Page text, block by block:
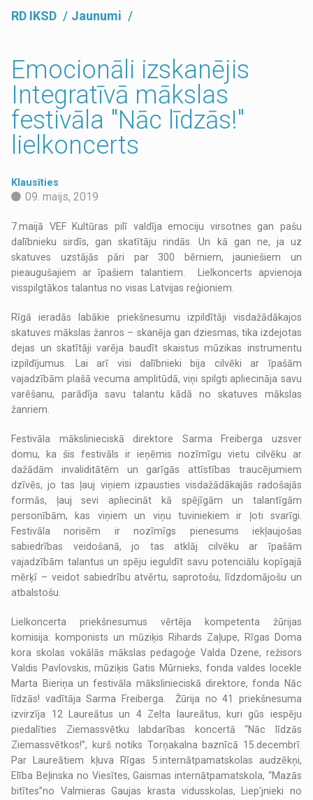
RD IKSD Jaunumi
Emocionāli izskanējis
Integratīvā mākslas
festivāla "Nāc līdzās!"
lielkoncerts
Klausīties
09. maijs, 2019
7.maijā VEF Kultūras pilī valdīja emociju virsotnes gan pašu
dalībnieku sirdīs, gan skatītāju rindās. Un kā gan ne, ja uz
skatuves uzstājās pāri par 300 bērniem, jauniešiem un
pieaugušajiem ar īpašiem talantiem. Lielkoncerts apvienoja
visspilgtākos talantus no visas Latvijas reģioniem.
Rīgā ieradās labākie priekšnesumu izpildītāji visdažādākajos
skatuves mākslas žanros – skanēja gan dziesmas, tika izdejotas
dejas un skatītāji varēja baudīt skaistus mūzikas instrumentu
izpildījumus. Lai arī visi dalībnieki bija cilvēki ar īpašām
vajadzībām plašā vecuma amplitūdā, viņi spilgti apliecināja savu
varēšanu, parādīja savu talantu kādā no skatuves mākslas
žanriem.
Festivāla mākslinieciskā direktore Sarma Freiberga uzsver
domu, ka šis festivāls ir ieņēmis nozīmīgu vietu cilvēku ar
dažādām invaliditātēm un garīgās attīstības traucējumiem
dzīvēs, jo tas ļauj viņiem izpausties visdažādākajās radošajās
formās, ļauj sevi apliecināt kā spējīgām un talantīgām
personībām, kas viņiem un viņu tuviniekiem ir ļoti svarīgi.
Festivāla norisēm ir nozīmīgs pienesums iekļaujošas
sabiedrības veidošanā, jo tas atklāj cilvēku ar īpašām
vajadzībām talantus un spēju ieguldīt savu potenciālu kopīgajā
mērķī – veidot sabiedrību atvērtu, saprotošu, līdzdomājošu un
atbalstošu.
Lielkoncerta priekšnesumus vērtēja kompetenta žūrijas
komisija: komponists un mūziķis Rihards Zaļupe, Rīgas Doma
kora skolas vokālās mākslas pedagoģe Valda Dzene, režisors
Valdis Pavlovskis, mūziķis Gatis Mūrnieks, fonda valdes locekle
Marta Bieriņa un festivāla mākslinieciskā direktore, fonda Nāc
līdzās! vadītāja Sarma Freiberga. Žūrija no 41 priekšnesuma
izvirzīja 12 Laureātus un 4 Zelta laureātus, kuri gūs iespēju
piedalīties Ziemassvētku labdarības koncertā “Nāc līdzās
Ziemassvētkos!”, kurš notiks Torņakalna baznīcā 15.decembrī.
Par Laureātiem kļuva Rīgas 5.internātpamatskolas audzēkņi,
Elība Beļinska no Viesītes, Gaismas internātpamatskola, “Mazās
bitītes”no Valmieras Gaujas krasta vidusskolas, Liep’jnieki no